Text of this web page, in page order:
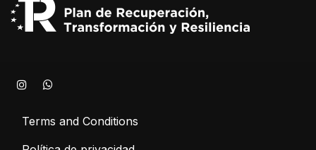
Terms and Conditions